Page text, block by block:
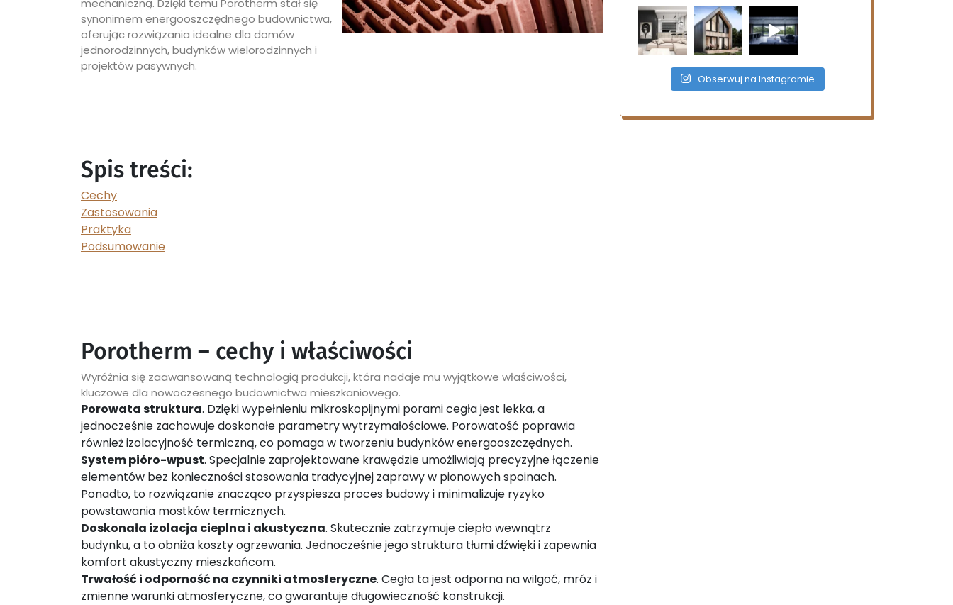
mechaniczną. Dzięki temu Porotherm stał się
synonimem energooszczędnego budownictwa,
oferując rozwiązania idealne dla domów
jednorodzinnych, budynków wielorodzinnych i
projektów pasywnych.
Spis treści:
Cechy
Zastosowania
Praktyka
Podsumowanie
Porotherm – cechy i właściwości
Wyróżnia się zaawansowaną technologią produkcji, która nadaje mu wyjątkowe właściwości,
kluczowe dla nowoczesnego budownictwa mieszkaniowego.
Porowata struktura. Dzięki wypełnieniu mikroskopijnymi porami cegła jest lekka, a
jednocześnie zachowuje doskonałe parametry wytrzymałościowe. Porowatość poprawia
również izolacyjność termiczną, co pomaga w tworzeniu budynków energooszczędnych.
System pióro-wpust. Specjalnie zaprojektowane krawędzie umożliwiają precyzyjne łączenie
elementów bez konieczności stosowania tradycyjnej zaprawy w pionowych spoinach.
Ponadto, to rozwiązanie znacząco przyspiesza proces budowy i minimalizuje ryzyko
powstawania mostków termicznych.
Doskonała izolacja cieplna i akustyczna. Skutecznie zatrzymuje ciepło wewnątrz
budynku, a to obniża koszty ogrzewania. Jednocześnie jego struktura tłumi dźwięki i zapewnia
komfort akustyczny mieszkańcom.
Trwałość i odporność na czynniki atmosferyczne. Cegła ta jest odporna na wilgoć, mróz i
zmienne warunki atmosferyczne, co gwarantuje długowieczność konstrukcji.
Obserwuj na Instagramie